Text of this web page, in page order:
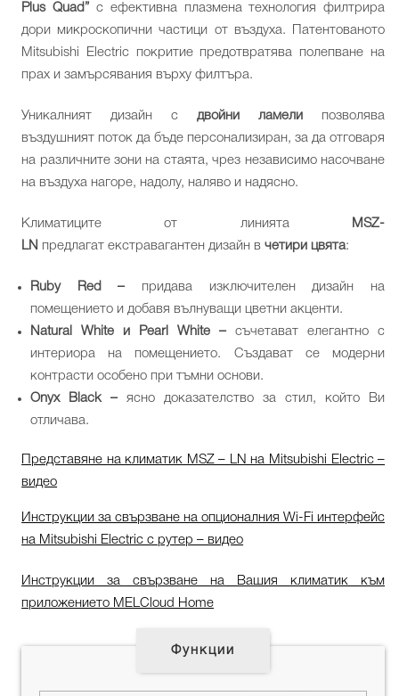
Plus Quad” с ефективна плазмена технология филтрира
дори микроскопични частици от въздуха. Патентованото
Mitsubishi Electric покритие предотвратява полепване на
прах и замърсявания върху филтъра.
Уникалният дизайн сдвойни ламели позволява
въздушният поток да бъде персонализиран, за да отговаря
на различните зони на стаята, чрез независимо насочване
на въздуха нагоре, надолу, наляво и надясно.
Климатиците от линиятаMSZ-
LN предлагат екстравагантен дизайн вчетири цвята:
Ruby Red – придава изключителен дизайн на
помещението и добавя вълнуващи цветни акценти.
Natural White и Pearl White –съчетават елегантно с
интериора на помещението. Създават се модерни
контрасти особено при тъмни основи.
Onyx Black
– ясно доказателство за стил, който Ви
отличава.
Представяне на климатик MSZ – LN на Mitsubishi Electric –
видео
Инструкции за свързване на опционалния Wi-Fi интерфейс
на Mitsubishi Electric с рутер – видео
Инструкции за свързване на Вашия климатик към
приложението MELCloud Home
Функции